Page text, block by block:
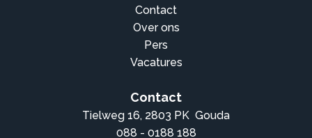
Contact
Over ons
Pers
Vacatures
Contact
Tielweg 16, 2803 PK Gouda
088 - 0188 188